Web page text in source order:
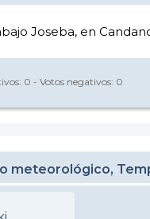
Joseba, en
0 - Votos negativos: 0
meteorológico,